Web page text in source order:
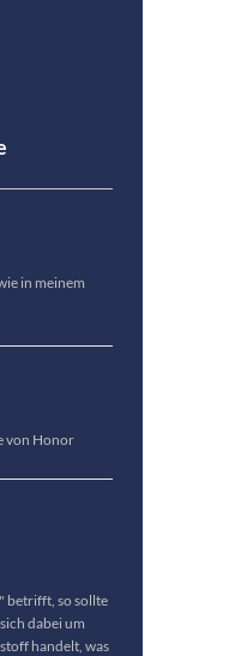
in meinem
von Honor
betrifft, so sollte
dabei um
handelt, was